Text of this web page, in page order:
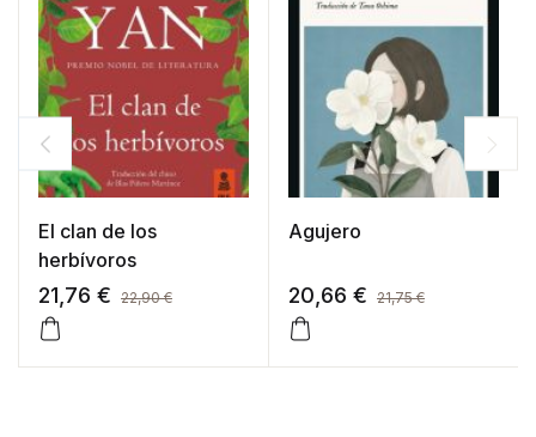
El clan de los
herbívoros
21,76 € 22,90€
Agujero
20,66 € 21,75€